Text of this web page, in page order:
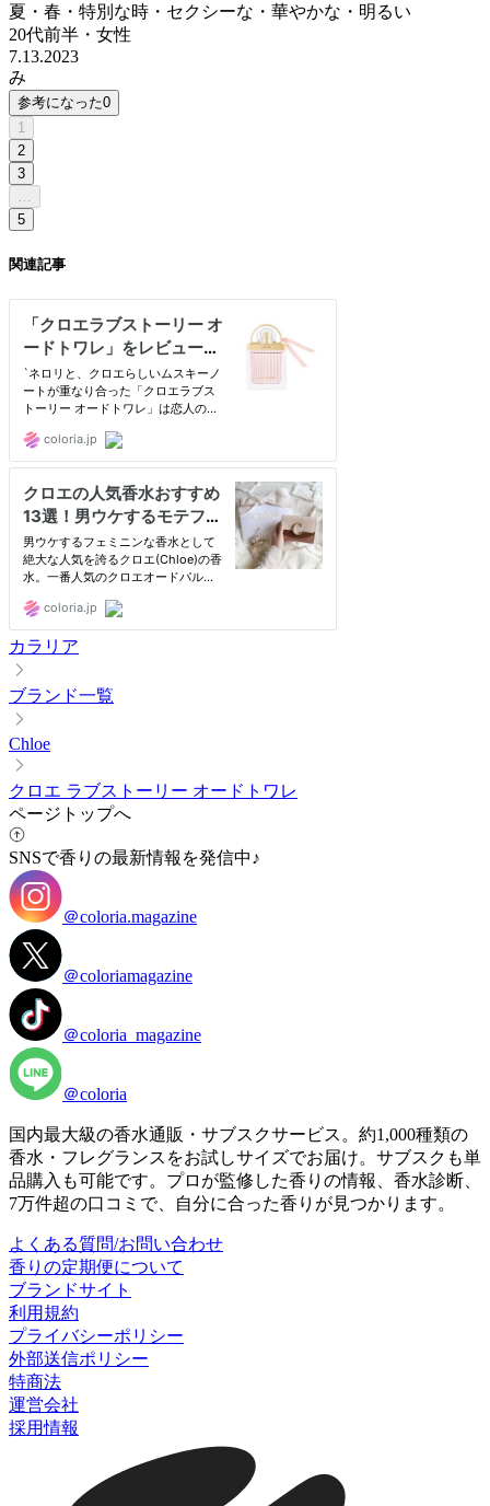
夏・春・特別な時・セクシーな・華やかな・明るい
20代前半 ・ 女性
7.13.2023
み
参考になった0
1
2
3
5
関連記事
カラリア
ブランド一覧
Chloe
クロエ ラブストーリー オードトワレ
ページトップへ
SNSで香りの最新情報を発信中♪
＠coloria.magazine
＠coloriamagazine
＠coloria_magazine
＠coloria
国内最大級の香水通販・サブスクサービス。約1,000種類の
香水・フレグランスをお試しサイズでお届け。サブスクも単
品購入も可能です。プロが監修した香りの情報、香水診断、
7万件超の口コミで、自分に合った香りが見つかります。
よくある質問/お問い合わせ
香りの定期便について
ブランドサイト
利用規約
プライバシーポリシー
外部送信ポリシー
特商法
運営会社
採用情報